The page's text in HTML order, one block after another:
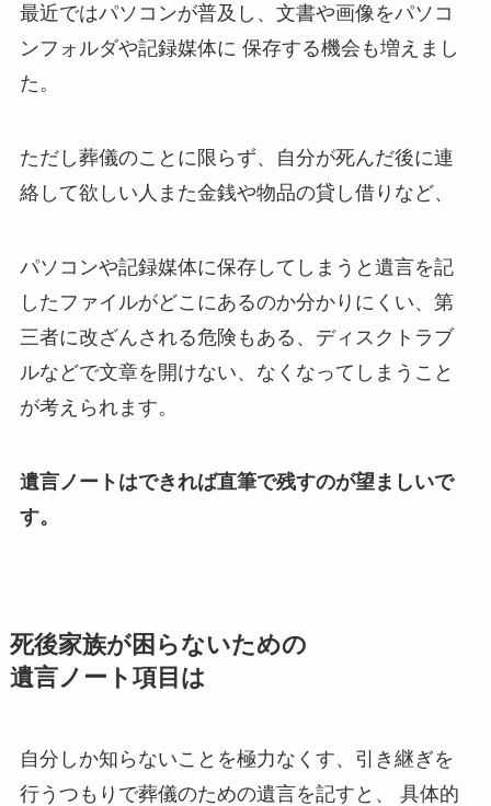
最近ではパソコンが普及し、文書や画像をパソコ
ンフォルダや記録媒体に 保存する機会も増えまし
た。
ただし葬儀のことに限らず、自分が死んだ後に連
絡して欲しい人また金銭や物品の貸し借りなど、
パソコンや記録媒体に保存してしまうと遺言を記
したファイルがどこにあるのか分かりにくい、第
三者に改ざんされる危険もある、ディスクトラブ
ルなどで文章を開けない、なくなってしまうこと
が考えられます。
遺言ノートはできれば直筆で残すのが望ましいで
す。
死後​家族が​困らないための​
遺言ノート項目は
自分しか知らないことを極力なくす、引き継ぎを
行うつもりで葬儀のための遺言を記すと、 具体的